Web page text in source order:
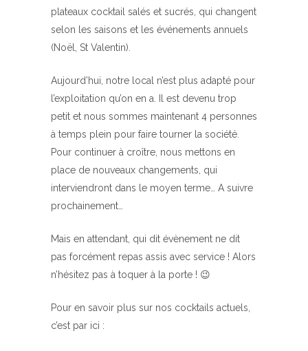
plateaux cocktail salés et sucrés, qui changent
selon les saisons et les événements annuels
(Noël, St Valentin).
Aujourd’hui, notre local n’est plus adapté pour
l’exploitation qu’on en a. Il est devenu trop
petit et nous sommes maintenant 4 personnes
à temps plein pour faire tourner la société.
Pour continuer à croître, nous mettons en
place de nouveaux changements, qui
interviendront dans le moyen terme… A suivre
prochainement…
Mais en attendant, qui dit évènement ne dit
pas forcément repas assis avec service ! Alors
n’hésitez pas à toquer à la porte ! 😉
Pour en savoir plus sur nos cocktails actuels,
c’est par ici :